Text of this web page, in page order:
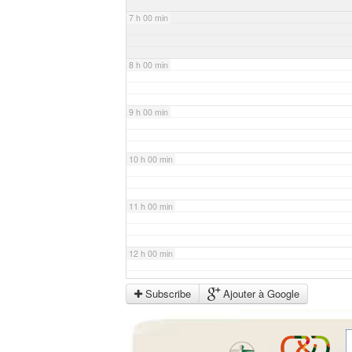
7 h 00 min
8 h 00 min
9 h 00 min
10 h 00 min
11 h 00 min
12 h 00 min
13 h 00 min
Subscribe Ajouter à Google